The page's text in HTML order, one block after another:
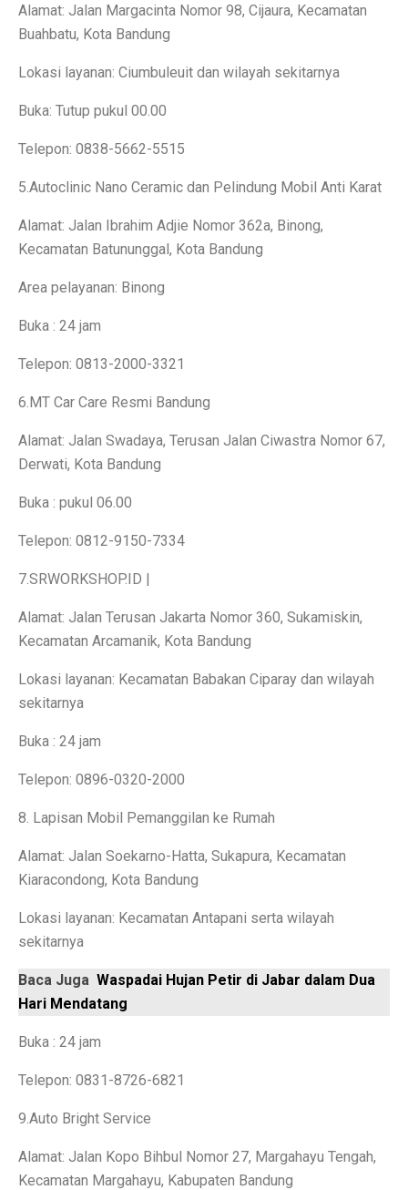
10 Film Horor Tersembunyi yang Harus Ditonton Saat
Jika Benci Panggilan Telepon Tapi Suka Pesan Teks,
Saham Bank Besar Turun Bersama, Ini
5 Fakta Menarik Kota Gjirokastër, Penuh Bangunan
Apa Itu Obesitas Sentral? Waspada Perut Buncit!
Apa Itu ‘Bayi Karnivora’? Tren Mencurigakan dari
Spesifikasi dan Harga Mitsubishi Pajero Sport
Indeks Tabungan Konsumen Tumbuh Lemah di
Ramalan Zodiak Libra dan Scorpio 2 Oktober 2025:
Sentimen Konsumen Menurun: Indeks Kepercayaan
Ramalan Jawa: 7 Weton Siap Bawa Kekayaan di
Semua Weton Jawa Beruntung! Energi Rezeki
Ramalan Zodiak Aquarius dan Pisces 2 Oktober 2025:
Alamat: Jalan Margacinta Nomor 98, Cijaura, Kecamatan
Buahbatu, Kota Bandung
Lokasi layanan: Ciumbuleuit dan wilayah sekitarnya
Buka: Tutup pukul 00.00
Telepon: 0838-5662-5515
5.Autoclinic Nano Ceramic dan Pelindung Mobil Anti Karat
Alamat: Jalan Ibrahim Adjie Nomor 362a, Binong,
Kecamatan Batununggal, Kota Bandung
Area pelayanan: Binong
Buka : 24 jam
Telepon: 0813-2000-3321
6.MT Car Care Resmi Bandung
Alamat: Jalan Swadaya, Terusan Jalan Ciwastra Nomor 67,
Derwati, Kota Bandung
Buka : pukul 06.00
Telepon: 0812-9150-7334
7.SRWORKSHOP.ID |
Alamat: Jalan Terusan Jakarta Nomor 360, Sukamiskin,
Kecamatan Arcamanik, Kota Bandung
Lokasi layanan: Kecamatan Babakan Ciparay dan wilayah
sekitarnya
Buka : 24 jam
Telepon: 0896-0320-2000
8. Lapisan Mobil Pemanggilan ke Rumah
Alamat: Jalan Soekarno-Hatta, Sukapura, Kecamatan
Kiaracondong, Kota Bandung
Lokasi layanan: Kecamatan Antapani serta wilayah
sekitarnya
Baca Juga Waspadai Hujan Petir di Jabar dalam Dua
Hari Mendatang
Buka : 24 jam
Telepon: 0831-8726-6821
9.Auto Bright Service
Alamat: Jalan Kopo Bihbul Nomor 27, Margahayu Tengah,
Kecamatan Margahayu, Kabupaten Bandung